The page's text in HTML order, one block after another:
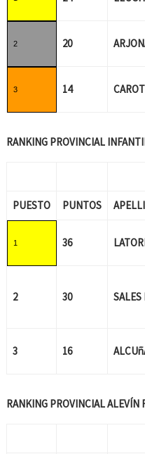
2 20
3 14
RANKING PROVINCIAL
PUESTO PUNTOS
1 36
2 30 SALES
3 16
RANKING PROVINCIAL